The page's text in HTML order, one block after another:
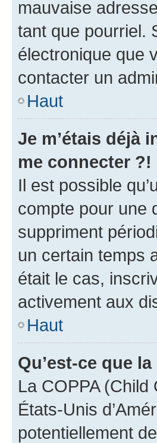
mauvaise
tant que pourriel.
électronique que
contacter un
Haut
Je m’étais déjà
me connecter ?!
Il est possible
compte pour une
suppriment
un certain temps
était le cas,
activement aux
Haut
Qu’est-ce que la
La COPPA
États-Unis
potentiellement